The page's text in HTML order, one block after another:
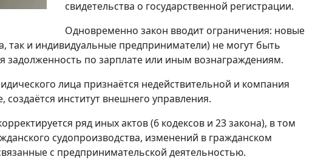
свидетельства о государственной регистрации.
Одновременно закон вводит ограничения: новые
так и индивидуальные предприниматели) не могут быть
задолженность по зарплате или иным вознаграждениям.
лица признаётся недействительной и компания
создаётся институт внешнего управления.
ряд иных актов (6 кодексов и 23 закона), в том
судопроизводства, изменений в гражданском
с предпринимательской деятельностью.